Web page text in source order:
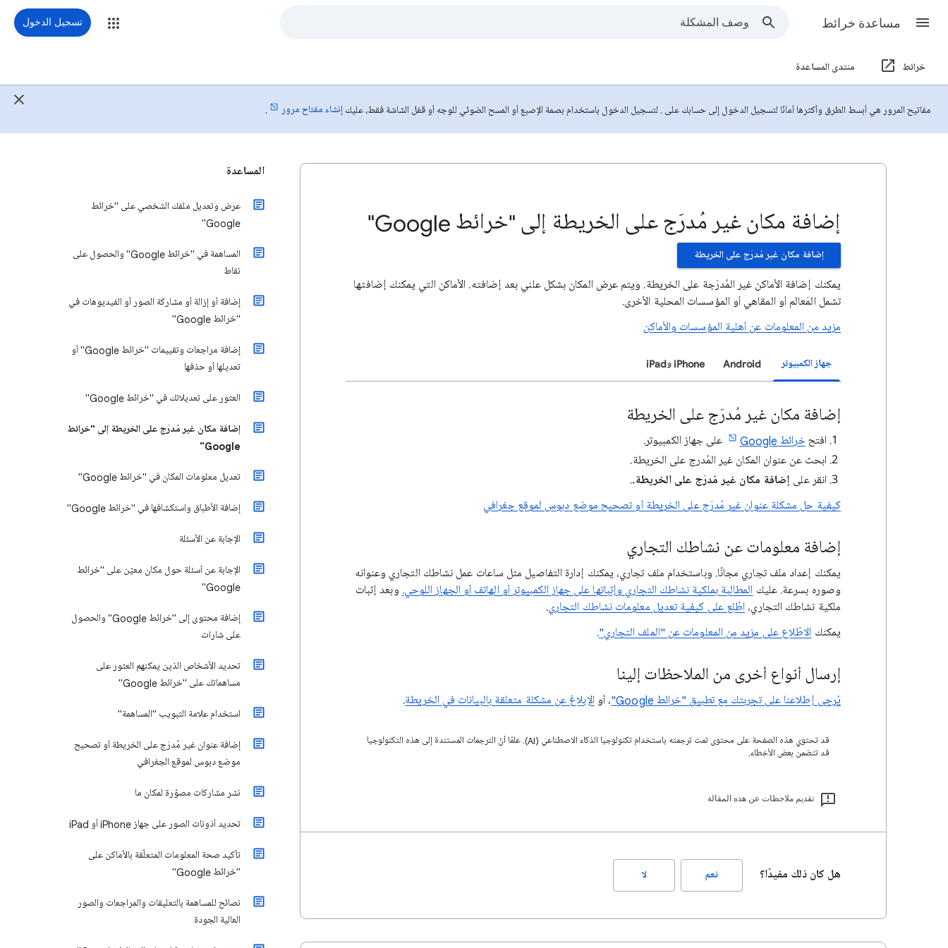
مساعدة خرائط تسجيل الدخول
خرائط منتدى المساعدة
مفاتيح المرور هي أبسط الطرق وأكثرها أمانًا لتسجيل الدخول إلى حسابك على . لتسجيل الدخول باستخدام بصمة الإصبع أو المسح الضوئي للوجه أو قفل الشاشة فقط، عليك إنشاء مفتاح مرور .
إضافة مكان غير مُدرَج على الخريطة إلى "خرائط Google"
إضافة مكان غير مُدرَج على الخريطة
يمكنك إضافة الأماكن غير المُدرَجة على الخريطة. ويتم عرض المكان بشكل علني بعد إضافته. الأماكن التي يمكنك إضافتها
تشمل المَعالم أو المقاهي أو المؤسسات المحلية الأخرى.
مزيد من المعلومات عن أهلية المؤسسات والأماكن
جهاز الكمبيوتر Android iPhone وiPad
إضافة مكان غير مُدرَج على الخريطة
افتحخرائط Google
على جهاز الكمبيوتر.
ابحث عن عنوان المكان غير المُدرج على الخريطة.
انقر على إضافة مكان غير مُدرَج على الخريطة..
كيفية حل مشكلة عنوان غير مُدرَج على الخريطة أو تصحيح موضع دبوس لموقع جغرافي
إضافة معلومات عن نشاطك التجاري
يمكنك إعداد ملف تجاري مجانًا. وباستخدام ملف تجاري، يمكنك إدارة التفاصيل مثل ساعات عمل نشاطك التجاري وعنوانه
وصوره بسرعة. عليك المطالبة بملكية نشاطك التجاري وإثباتها على جهاز الكمبيوتر أو الهاتف أو الجهاز اللوحي. وبعد إثبات
ملكية نشاطك التجاري، اطّلِع على كيفية تعديل معلومات نشاطك التجاري.
يمكنك الاطّلاع على مزيد من المعلومات عن "الملف التجاري".
إرسال أنواع أخرى من الملاحظات إلينا
يُرجى إطلاعنا على تجربتك مع تطبيق "خرائط Google" ، أوالإبلاغ عن مشكلة متعلقة بالبيانات في الخريطة.
قد تحتوي هذه الصفحة على محتوى تمت ترجمته باستخدام تكنولوجيا الذكاء الاصطناعي (AI). علمًا أنّ الترجمات المستندة إلى هذه التكنولوجيا
قد تتضمن بعض الأخطاء.
تقديم ملاحظات عن هذه المقالة
هل كان ذلك مفيدًا؟ نعم لا
المساعدة
عرض وتعديل ملفك الشخصي على "خرائط
Google"
المساهمة في "خرائط Google" والحصول على
نقاط
إضافة أو إزالة أو مشاركة الصور أو الفيديوهات في
"خرائط Google"
إضافة مراجعات وتقييمات "خرائط Google" أو
تعديلها أو حذفها
العثور على تعديلاتك في "خرائط Google"
إضافة مكان غير مُدرَج على الخريطة إلى "خرائط
Google"
تعديل معلومات المكان في "خرائط Google"
إضافة الأطباق واستكشافها في "خرائط Google"
الإجابة عن الأسئلة
الإجابة عن أسئلة حول مكان معيّن على "خرائط
Google"
إضافة محتوى إلى "خرائط Google" والحصول
على شارات
تحديد الأشخاص الذين يمكنهم العثور على
مساهماتك على "خرائط Google"
استخدام علامة التبويب "المساهمة"
إضافة عنوان غير مُدرَج على الخريطة أو تصحيح
موضع دبوس لموقع الجغرافي
نشر مشاركات مصوّرة لمكان ما
تحديد أذونات الصور على جهاز iPhone أو iPad
تأكيد صحة المعلومات المتعلّقة بالأماكن على
"خرائط Google"
نصائح للمساهمة بالتعليقات والمراجعات والصور
العالية الجودة